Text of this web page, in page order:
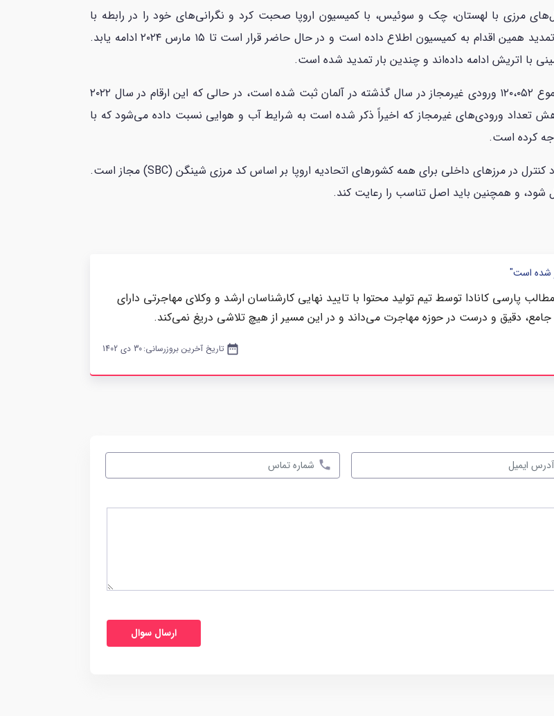
برقراری کنترل‌های مرزی با لهستان، چک و سوئیس، با کمیسیون اروپا صحبت کرد و نگرانی‌های خود را در رابطه با
مهاجرت غیرقانونی اعلام کرد. از آن زمان، آلمان چهار بار در مورد تمدید همین اقدام به کمیسیون اطلاع داده است و در حال حاضر قرار است تا ۱۵ مارس ۲۰۲۴ ادامه یابد.
آمار ارائه شده توسط پلیس فدرال آلمان نشان می‌دهد که در مجموع ۱۲۰،۰۵۲ ورودی غیرمجاز در سال گذشته در آلمان ثبت شده است، در حالی که این ارقام در سال ۲۰۲۲
بوده است. با این حال، کاهش تعداد ورودی‌های غیرمجاز که اخیراً ذکر شده است به شرایط آب و هوایی نسبت داده می‌شود که با
کرده است.
در صورت تهدید جدی برای امنیت عمومی یا داخلی، برقراری مجدد کنترل در مرز‌های داخلی برای همه کشور‌های اتحادیه اروپا بر اساس کد مرزی شینگن (SBC) مجاز است.
شود، و همچنین باید اصل تناسب را رعایت کند.
شده است"
پارسی کانادا توسط تیم تولید محتوا با تایید نهایی کارشناسان ارشد و وکلای مهاجرتی دارای
جامع، دقیق و درست در حوزه مهاجرت می‌داند و در این مسیر از هیچ تلاشی دریغ نمی‌کند.
date_range تاریخ آخرین بروزرسانی:30 دی 1402